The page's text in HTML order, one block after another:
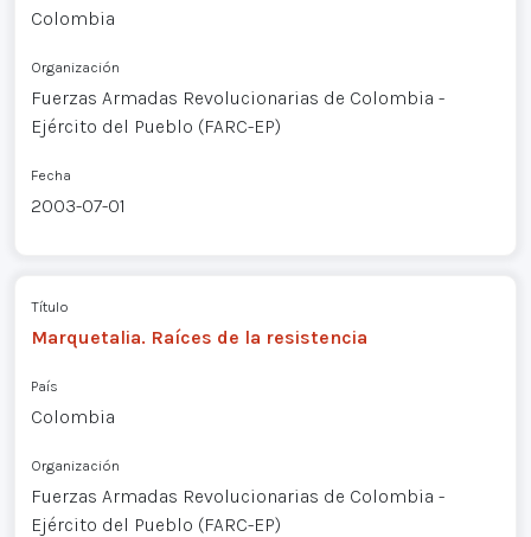
Colombia
Organización
Fuerzas Armadas Revolucionarias de Colombia -
Ejército del Pueblo (FARC-EP)
Fecha
2003-07-01
Título
Marquetalia. Raíces de la resistencia
País
Colombia
Organización
Fuerzas Armadas Revolucionarias de Colombia -
Ejército del Pueblo (FARC-EP)